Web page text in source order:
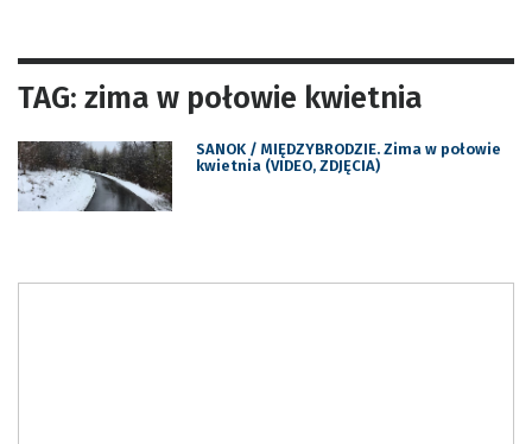
TAG: zima w połowie kwietnia
SANOK / MIĘDZYBRODZIE. Zima w połowie
kwietnia (VIDEO, ZDJĘCIA)